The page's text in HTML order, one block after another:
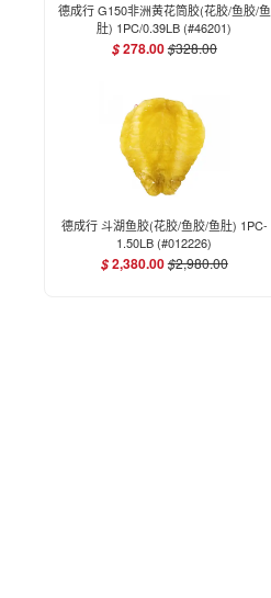
德成行 G150非洲黄花筒胶(花胶/鱼胶/鱼
肚) 1PC/0.39LB (#46201)
$278.00$328.00
德成行 斗湖鱼胶(花胶/鱼胶/鱼肚) 1PC-
1.50LB (#012226)
$2,380.00$2,980.00